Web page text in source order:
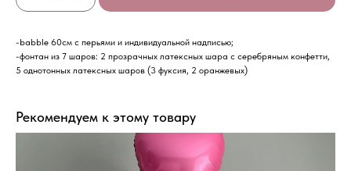
-babble 60см с перьями и индивидуальной надписью;
-фонтан из 7 шаров: 2 прозрачных латексных шара с серебряным конфетти,
5 однотонных латексных шаров (3 фуксия, 2 оранжевых)
Рекомендуем к этому товару